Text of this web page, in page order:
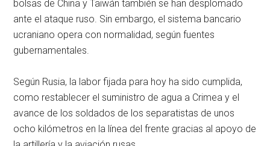
bolsas de China y Taiwán también se han desplomado
ante el ataque ruso. Sin embargo, el sistema bancario
ucraniano opera con normalidad, según fuentes
gubernamentales.
Según Rusia, la labor fijada para hoy ha sido cumplida,
como restablecer el suministro de agua a Crimea y el
avance de los soldados de los separatistas de unos
ocho kilómetros en la línea del frente gracias al apoyo de